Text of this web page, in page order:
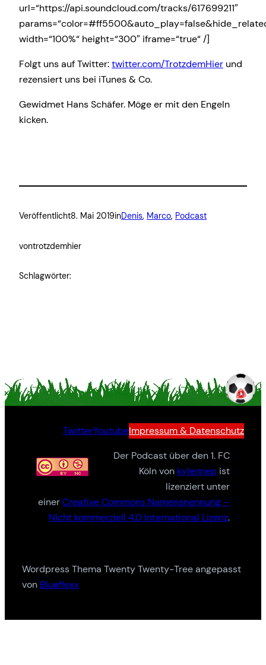
url=“https://api.soundcloud.com/tracks/617699211″
width=“100%“ height=“300″ iframe=“true“ /]
Folgt uns auf Twitter:twitter.com/TrotzdemHier und
rezensiert uns bei iTunes & Co.
Gewidmet Hans Schäfer. Möge er mit den Engeln
kicken.
Veröffentlicht8. Mai 2019inDenis, Marco, Podcast
vontrotzdemhier
Schlagwörter:
TwitterYoutubeImpressum & Datenschutz
Der Podcast über den 1. FC
Köln von kylennep ist
lizenziert unter
einerCreative Commons Namensnennung –
Nicht kommerziell 4.0 International Lizenz.
Wordpress Thema Twenty Twenty-Tree angepasst
von Blueflexx